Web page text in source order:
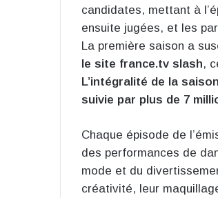
candidates, mettant à
ensuite jugées, et les
La première saison a
le site france.tv slash,
L’intégralité de la
suivie par plus de 7
Chaque épisode de
des performances de
mode et du
créativité, leur